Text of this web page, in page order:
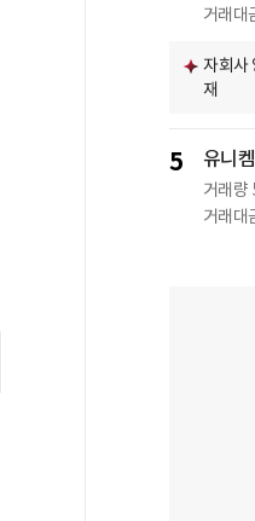
거래대
자회사
재
5 유니켐
거래량
거래대